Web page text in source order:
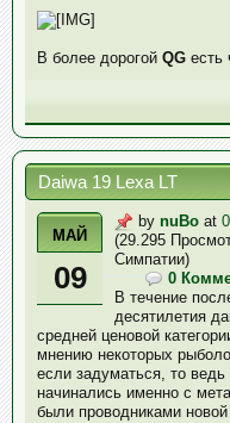
В более дорогой QG есть
Daiwa 19 Lexa LT
МАЙ
09
by nuBo at
(29.295
Симпатии)
0
В течение
десятилетия
средней ценовой
мнению некоторых
если задуматься, то
начинались именно с
были проводниками